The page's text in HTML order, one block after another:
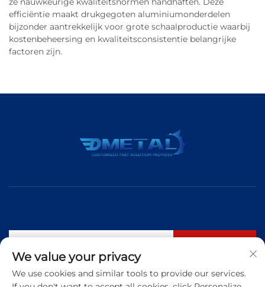
efficiëntie maakt drukgegoten aluminiumonderdelen
bijzonder aantrekkelijk voor grote schaalproductie waarbij
kostenbeheersing en kwaliteitsconsistentie belangrijke
factoren zijn.
We value your privacy
We use cookies and similar tools to provide our services.